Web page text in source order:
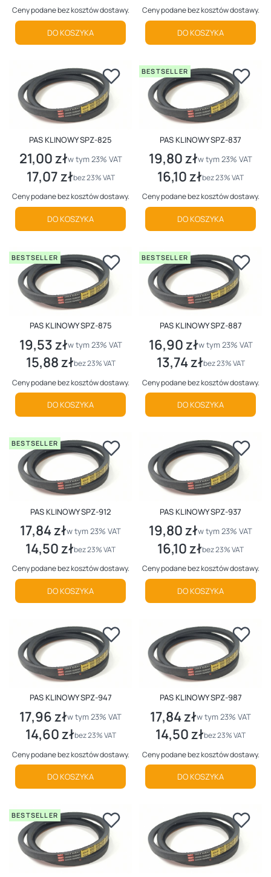
Ceny podane bez kosztów dostawy.
DO KOSZYKA
Ceny podane bez kosztów dostawy.
DO KOSZYKA
PAS KLINOWY SPZ-825
Cena brutto
21,00 złw tym %s VAT
w tym 23% VAT
Cena netto
17,07 złbez 23% VAT
Ceny podane bez kosztów dostawy.
DO KOSZYKA
BESTSELLER
PAS KLINOWY SPZ-837
Cena brutto
19,80 złw tym %s VAT
w tym 23% VAT
Cena netto
16,10 złbez 23% VAT
Ceny podane bez kosztów dostawy.
DO KOSZYKA
BESTSELLER
PAS KLINOWY SPZ-875
Cena brutto
19,53 złw tym %s VAT
w tym23% VAT
Cena netto
15,88 złbez 23% VAT
Ceny podane bez kosztów dostawy.
DO KOSZYKA
BESTSELLER
PAS KLINOWY SPZ-887
Cena brutto
16,90 złw tym %s VAT
w tym23% VAT
Cena netto
13,74 złbez 23% VAT
Ceny podane bez kosztów dostawy.
DO KOSZYKA
BESTSELLER
PAS KLINOWY SPZ-912
Cena brutto
17,84 złw tym %s VAT
w tym23% VAT
Cena netto
14,50 złbez 23% VAT
Ceny podane bez kosztów dostawy.
DO KOSZYKA
PAS KLINOWY SPZ-937
Cena brutto
19,80 złw tym %s VAT
w tym23% VAT
Cena netto
16,10 złbez 23% VAT
Ceny podane bez kosztów dostawy.
DO KOSZYKA
PAS KLINOWY SPZ-947
Cena brutto
17,96 złw tym %s VAT
w tym23% VAT
Cena netto
14,60 złbez 23% VAT
Ceny podane bez kosztów dostawy.
DO KOSZYKA
PAS KLINOWY SPZ-987
Cena brutto
17,84 złw tym %s VAT
w tym23% VAT
Cena netto
14,50 złbez 23% VAT
Ceny podane bez kosztów dostawy.
DO KOSZYKA
BESTSELLER